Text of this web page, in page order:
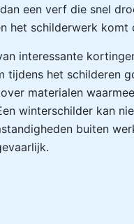
een verf die snel
het schilderwerk komt
interessante
tijdens het schilderen
materialen
winterschilder kan
buiten